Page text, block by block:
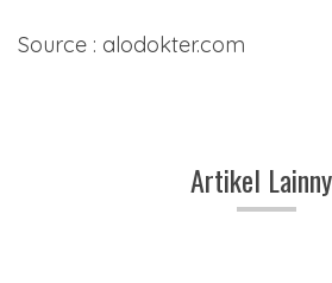
Source : alodokter.com
Artikel